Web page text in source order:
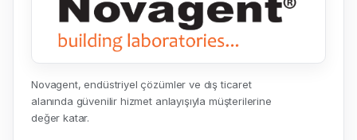
Novagent, endüstriyel çözümler ve dış ticaret
alanında güvenilir hizmet anlayışıyla müşterilerine
değer katar.